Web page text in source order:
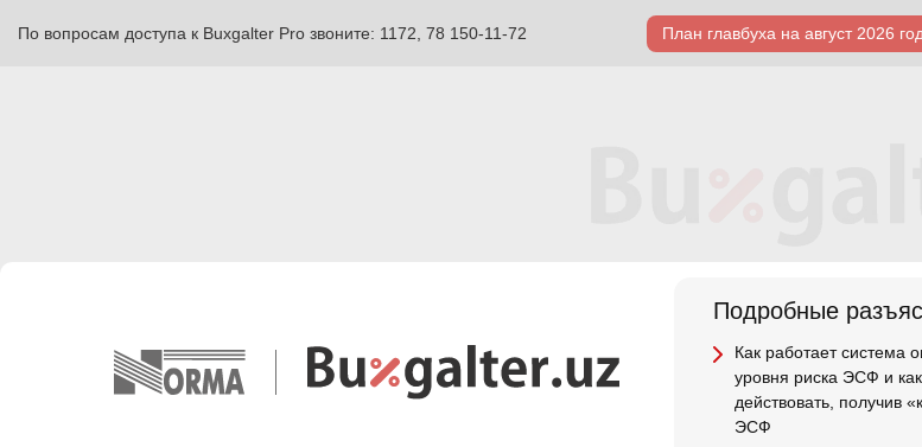
По вопросам доступа к Buxgalter Pro звоните: 1172, 78 150-11-72 План главбуха на август 2026
Подробные
Как работает система
уровня риска ЭСФ и как
действовать, получив
ЭСФ